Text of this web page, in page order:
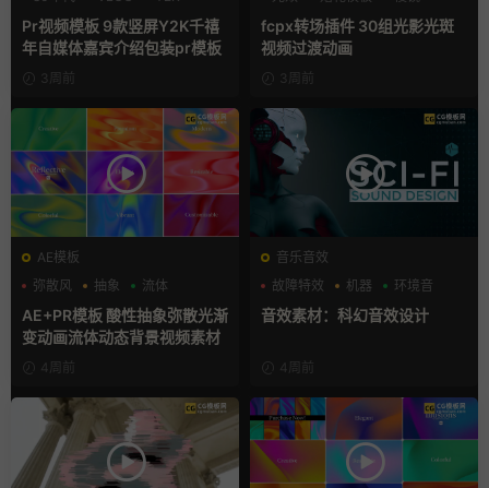
Pr视频模板 9款竖屏Y2K千禧
年自媒体嘉宾介绍包装pr模板
3周前
fcpx转场插件 30组光影光斑
视频过渡动画
3周前
AE模板
弥散风
抽象 流体
AE+PR模板 酸性抽象弥散光渐
变动画流体动态背景视频素材
4周前
音乐音效
故障特效
机器 环境音
音效素材：科幻音效设计
4周前